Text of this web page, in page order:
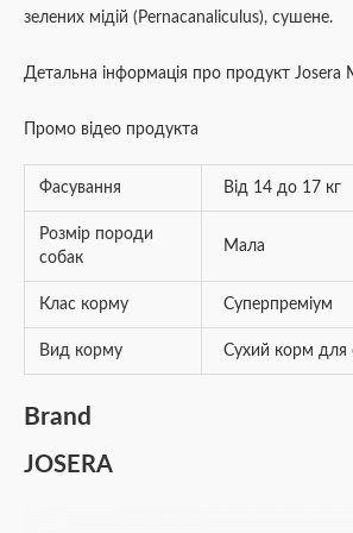
зелених мідій (Pernacanaliculus), сушене.
Детальна інформація про продукт Josera
Промо відео продукта
Фасування Від 14 до 17 кг
Розмір породи
собак
Мала
Клас корму Суперпреміум
Вид корму Сухий корм для
Brand
JOSERA